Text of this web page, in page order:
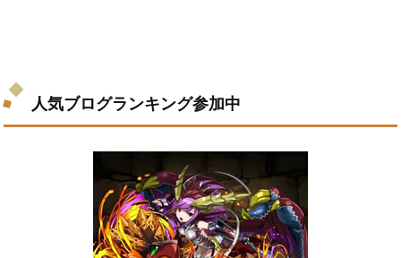
人気ブログランキング参加中